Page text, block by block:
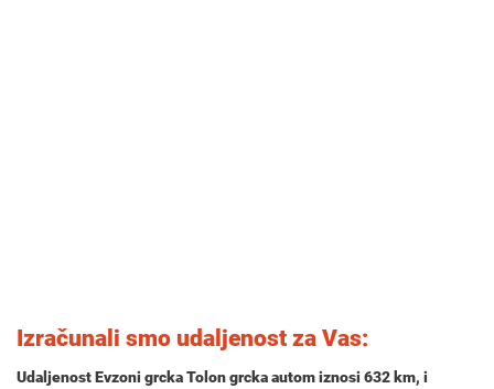
Izračunali smo udaljenost za Vas:
Udaljenost Evzoni grcka Tolon grcka autom iznosi 632 km, i